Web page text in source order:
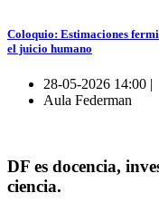
Coloquio: Estimaciones
el juicio humano
28-05-2026 14:00 |
Aula Federman
DF es docencia,
ciencia.